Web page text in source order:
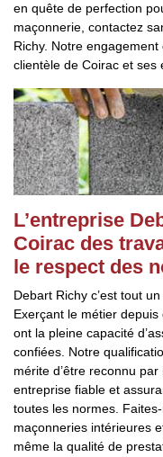
en quête de perfection
maçonnerie, contactez
Richy. Notre
clientèle de Coirac et ses
L’entreprise
Coirac des
le respect des
Debart Richy c’est tout
Exerçant le métier
ont la pleine capacité
confiées. Notre
mérite d’être reconnu
entreprise fiable et
toutes les normes.
maçonneries intérieures
même la qualité de